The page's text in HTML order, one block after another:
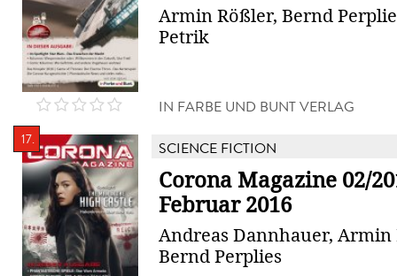
Armin Rößler, Bernd
Petrik
IN FARBE UND BUNT VERLAG
17. SCIENCE FICTION
Corona Magazine 02/
Februar 2016
Andreas Dannhauer, Armin
Bernd Perplies